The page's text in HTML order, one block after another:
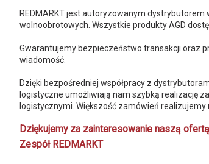
REDMARKT jest autoryzowanym
wolnoobrotowych. Wszystkie produkty AGD
Gwarantujemy bezpieczeństwo transakcji oraz
wiadomość
Dzięki bezpośredniej współpracy z
logistyczne umożliwiają nam szybką realizację
logistycznymi. Większość zamówień realizujemy
Dziękujemy za zainteresowanie naszą
Zespół REDMARKT